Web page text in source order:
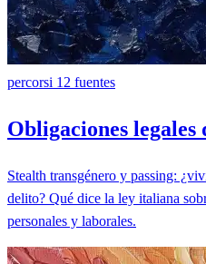
percorsi 12 fuentes
Obligaciones legales
Stealth transgénero y passing:
delito? Qué dice la ley italiana
personales y laborales.